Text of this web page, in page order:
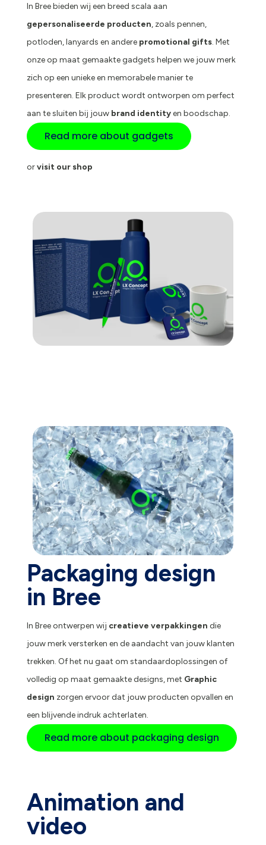
In Bree bieden wij een breed scala aan
gepersonaliseerde producten, zoals pennen,
potloden, lanyards en andere promotional gifts. Met
onze op maat gemaakte gadgets helpen we jouw merk
zich op een unieke en memorabele manier te
presenteren. Elk product wordt ontworpen om perfect
aan te sluiten bij jouw brand identityen boodschap.
Read more about gadgets
orvisit our shop
Packaging design
in Bree
In Bree ontwerpen wij creatieve verpakkingen die
jouw merk versterken en de aandacht van jouw klanten
trekken. Of het nu gaat om standaardoplossingen of
volledig op maat gemaakte designs, met Graphic
design zorgen ervoor dat jouw producten opvallen en
een blijvende indruk achterlaten.
Read more about packaging design
Animation and
video